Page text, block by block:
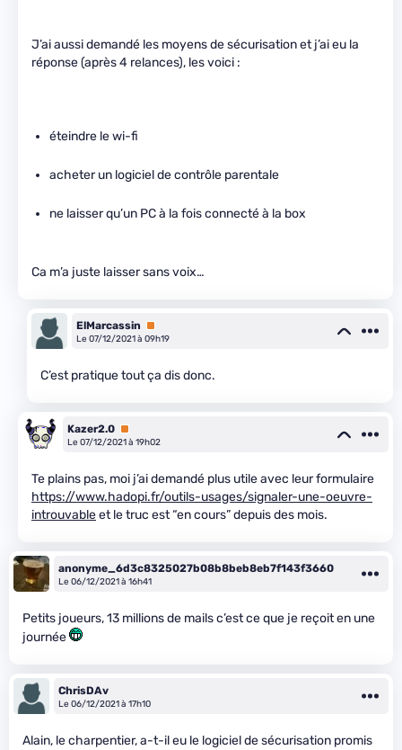
J’ai aussi demandé les moyens de sécurisation et j’ai eu la
réponse (après 4 relances), les voici :
éteindre le wi-fi
acheter un logiciel de contrôle parentale
ne laisser qu’un PC à la fois connecté à la box
Ca m’a juste laisser sans voix…
ElMarcassin
Premium
Le 07/12/2021 à 09h19
C’est pratique tout ça dis donc.
Kazer2.0 Premium
Le 07/12/2021 à 19h02
Te plains pas, moi j’ai demandé plus utile avec leur formulaire
https://www.hadopi.fr/outils-usages/signaler-une-oeuvre-
introuvableet le truc est “en cours” depuis des mois.
anonyme_6d3c8325027b08b8beb8eb7f143f3660
Le 06/12/2021 à 16h41
Petits joueurs, 13 millions de mails c’est ce que je reçoit en une
journée
ChrisDAv
Le 06/12/2021 à 17h10
Alain, le charpentier, a-t-il eu le logiciel de sécurisation promis